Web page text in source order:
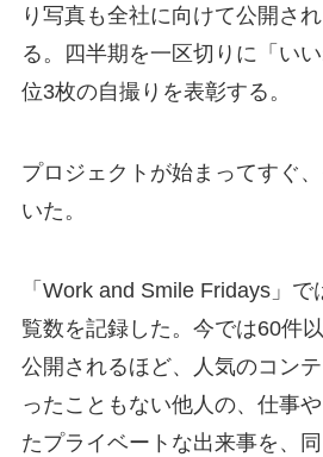
り写真も全社に向けて公開さ
る。四半期を一区切りに「い
位3枚の自撮りを表彰する。
プロジェクトが始まってすぐ
いた。
「Work and Smile Fridays」
覧数を記録した。今では60件
公開されるほど、人気のコン
ったこともない他人の、仕事
たプライベートな出来事を、